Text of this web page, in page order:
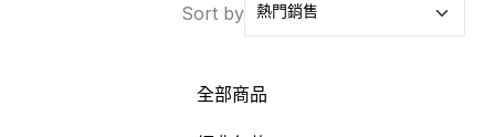
Sort by
全部商品